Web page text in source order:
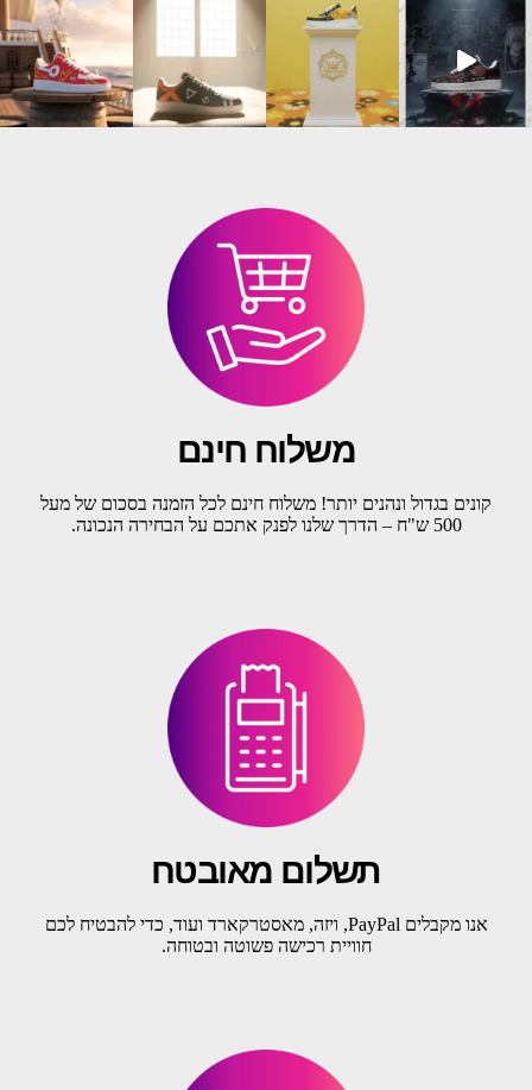
משלוח חינם
קונים בגדול ונהנים יותר! משלוח חינם לכל הזמנה בסכום של מעל
500 ש"ח – הדרך שלנו לפנק אתכם על הבחירה הנכונה.
תשלום מאובטח
אנו מקבלים PayPal, ויזה, מאסטרקארד ועוד, כדי להבטיח לכם
חוויית רכישה פשוטה ובטוחה.